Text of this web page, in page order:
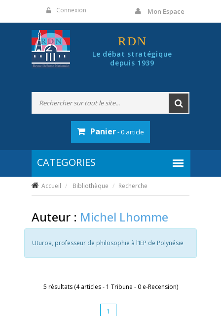
Connexion Mon Espace
RDN
Le débat stratégique
depuis 1939
Panier- 0 article
Accueil Bibliothèque Recherche
Auteur : Michel Lhomme
Uturoa, professeur de philosophie à l’IEP de Polynésie
5 résultats (4 articles - 1 Tribune - 0 e-Recension)
1